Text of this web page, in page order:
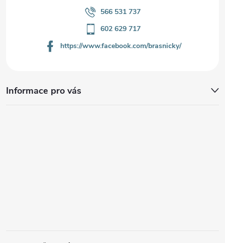
566 531 737
602 629 717
https://www.facebook.com/brasnicky/
Informace pro vás